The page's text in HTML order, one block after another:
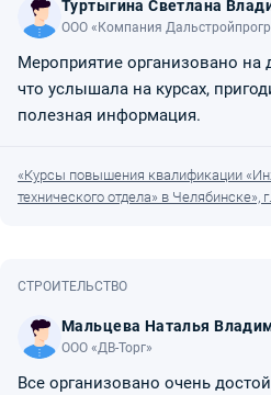
Туртыгина Светлана
ООО «Компания
Мероприятие организовано на
что услышала на курсах,
полезная информация.
«Курсы повышения квалификации
технического отдела» в Челябинске»,
СТРОИТЕЛЬСТВО
Мальцева Наталья
ООО «ДВ-Торг»
Все организовано очень